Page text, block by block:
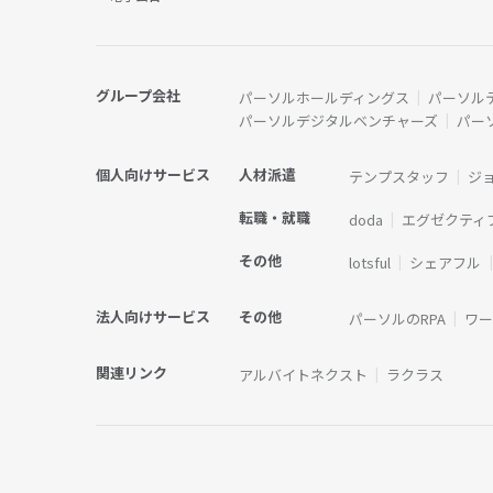
グループ会社 パーソルホールディングス
パーソル
パーソルデジタルベンチャーズ
パー
個人向けサービス 人材派遣 テンプスタッフ
ジ
転職・就職
doda
エグゼクティ
その他
lotsful シェアフル
法人向けサービス その他 パーソルのRPA ワ
関連リンク アルバイトネクスト ラクラス